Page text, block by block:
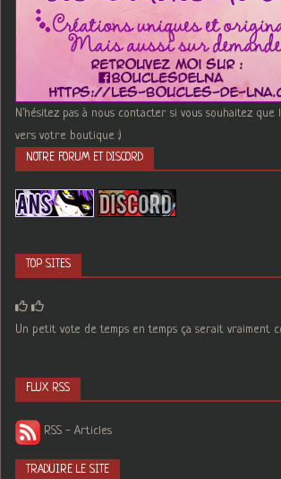
N'hésitez pas à nous contacter si vous souhaitez que
vers votre boutique :)
NOTRE FORUM ET DISCORD
TOP SITES
Un petit vote de temps en temps ça serait vraiment
FLUX RSS
RSS - Articles
TRADUIRE LE SITE